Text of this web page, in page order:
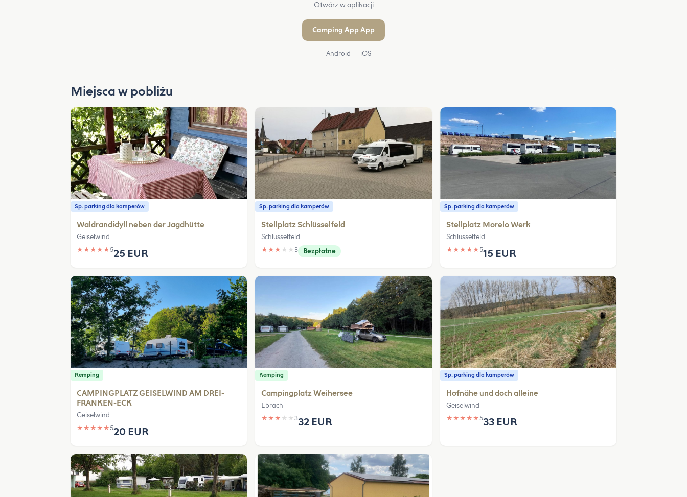
Otwórz w aplikacji
Camping App App
Android iOS
Miejsca w pobliżu
Sp. parking dla kamperów
Waldrandidyll neben der Jagdhütte
Geiselwind
★ ★ ★ ★ ★525 EUR
Sp. parking dla kamperów
Stellplatz Schlüsselfeld
Schlüsselfeld
★ ★ ★ ★ ★3 Bezpłatne
Sp. parking dla kamperów
Stellplatz Morelo Werk
Schlüsselfeld
★ ★ ★ ★ ★515 EUR
Kemping
CAMPINGPLATZ GEISELWIND AM DREI-
FRANKEN-ECK
Geiselwind
★ ★ ★ ★ ★520 EUR
Kemping
Campingplatz Weihersee
Ebrach
★ ★ ★ ★ ★332 EUR
Sp. parking dla kamperów
Hofnähe und doch alleine
Geiselwind
★ ★ ★ ★ ★533 EUR